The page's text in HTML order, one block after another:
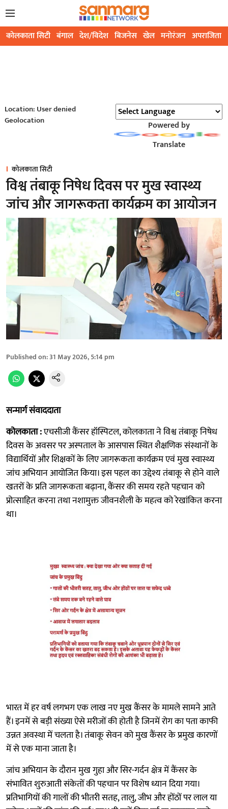
कोलकाता सिटी बंगाल देश/विदेश बिजनेस खेल मनोरंजन अपराजिता
Location: User denied
Geolocation
Powered by
Translate
कोलकाता सिटी
विश्व तंबाकू निषेध दिवस पर मुख स्वास्थ्य
जांच और जागरूकता कार्यक्रम का आयोजन
Published on:31 May 2026, 5:14 pm
सन्मार्ग संवाददाता
कोलकाता :एचसीजी कैंसर हॉस्पिटल, कोलकाता ने विश्व तंबाकू निषेध
दिवस के अवसर पर अस्पताल के आसपास स्थित शैक्षणिक संस्थानों के
विद्यार्थियों और शिक्षकों के लिए जागरूकता कार्यक्रम एवं मुख स्वास्थ्य
जांच अभियान आयोजित किया। इस पहल का उद्देश्य तंबाकू से होने वाले
खतरों के प्रति जागरूकता बढ़ाना, कैंसर की समय रहते पहचान को
प्रोत्साहित करना तथा नशामुक्त जीवनशैली के महत्व को रेखांकित करना
था।
भारत में हर वर्ष लगभग एक लाख नए मुख कैंसर के मामले सामने आते
हैं। इनमें से बड़ी संख्या ऐसे मरीजों की होती है जिनमें रोग का पता काफी
उन्नत अवस्था में चलता है। तंबाकू सेवन को मुख कैंसर के प्रमुख कारणों
में से एक माना जाता है।
जांच अभियान के दौरान मुख गुहा और सिर-गर्दन क्षेत्र में कैंसर के
संभावित शुरुआती संकेतों की पहचान पर विशेष ध्यान दिया गया।
प्रतिभागियों की गालों की भीतरी सतह, तालु, जीभ और होंठों पर लाल या